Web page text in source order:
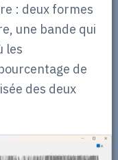
: deux formes
une bande qui
les
de
des deux